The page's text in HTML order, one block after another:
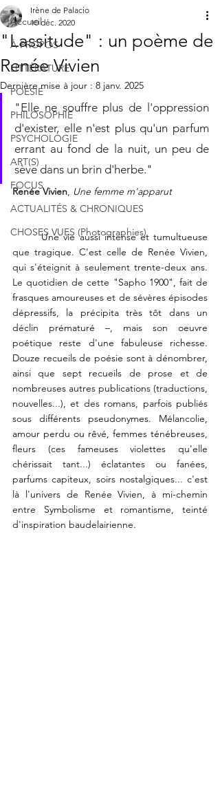
Accueil
À PROPOS
LITTÉRATURE
POÉSIE
PHILOSOPHIE
PSYCHOLOGIE
ART(S)
FOCUS
ACTUALITÉS & CHRONIQUES
CHOSES VUES (Photographies)
"Lassitude" : un poème de
Renée Vivien
Irène de Palacio
10 déc. 2020
Dernière mise à jour : 8 janv. 2025
"Elle ne souffre plus de l'oppression
d'exister, elle n'est plus qu'un parfum
errant au fond de la nuit, un peu de
sève dans un brin d'herbe."
Renée Vivien, Une femme m'apparut
	Une vie aussi intense et tumultueuse
que tragique. C'est celle de Renée Vivien,
qui s'éteignit à seulement trente-deux ans.
Le quotidien de cette "Sapho 1900", fait de
frasques amoureuses et de sévères épisodes
dépressifs, la précipita très tôt dans un
déclin prématuré –, mais son oeuvre
poétique reste d'une fabuleuse richesse.
Douze recueils de poésie sont à dénombrer,
ainsi que sept recueils de prose et de
nombreuses autres publications (traductions,
nouvelles...), et des romans, parfois publiés
sous différents pseudonymes. Mélancolie,
amour perdu ou rêvé, femmes ténébreuses,
fleurs (ces fameuses violettes qu'elle
chérissait tant...) éclatantes ou fanées,
parfums capiteux, soirs nostalgiques... c'est
là l'univers de Renée Vivien, à mi-chemin
entre Symbolisme et romantisme, teinté
d'inspiration baudelairienne.